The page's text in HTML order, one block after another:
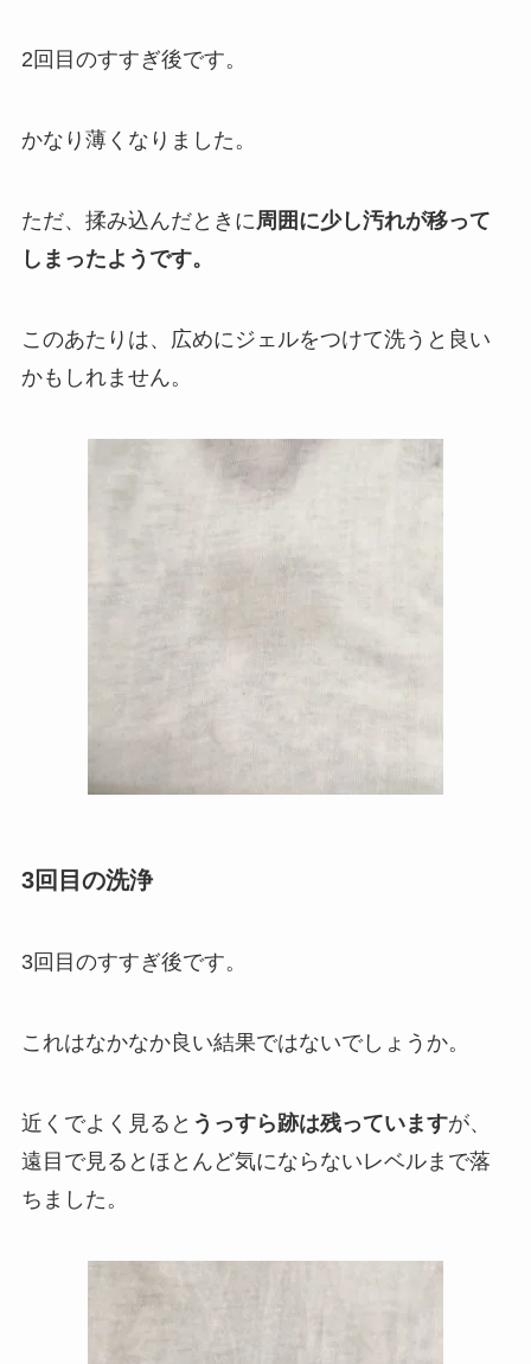
2回目のすすぎ後です。
かなり薄くなりました。
ただ、揉み込んだときに周囲に少し汚れが移って
しまったようです。
このあたりは、広めにジェルをつけて洗うと良い
かもしれません。
3回目の洗浄
3回目のすすぎ後です。
これはなかなか良い結果ではないでしょうか。
近くでよく見ると うっすら跡は残っていますが、
遠目で見るとほとんど気にならないレベルまで落
ちました。